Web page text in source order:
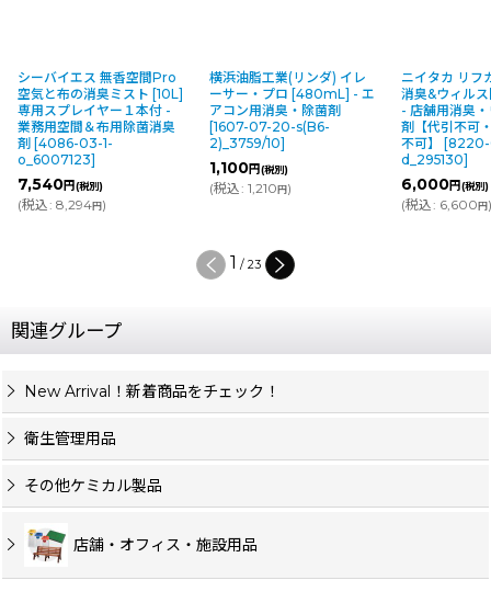
シーバイエス 無香空間Pro
空気と布の消臭ミスト [10L]
専用スプレイヤー１本付 -
業務用空間＆布用除菌消臭
剤 [4086-03-1-
o_6007123]
7,540円(税別)
(税込: 8,294円)
横浜油脂工業(リンダ) イレ
ーサー・プロ [480mL] - エ
アコン用消臭・除菌剤
[1607-07-20-s(B6-
2)_3759/10]
1,100円(税別)
(税込: 1,210円)
ニイタカ リフ
消臭&ウィル
- 店舗用消臭
剤【代引不可
不可】
[
d_295130]
6,000円(税別)
(税込: 6,600円
1 / 23
関連グループ
New Arrival！新着商品をチェック！
衛生管理用品
その他ケミカル製品
店舗・オフィス・施設用品